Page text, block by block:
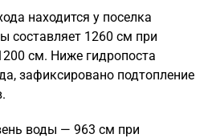
находится у поселка
составляет 1260 см при
см. Ниже гидропоста
зафиксировано подтопление
воды — 963 см при